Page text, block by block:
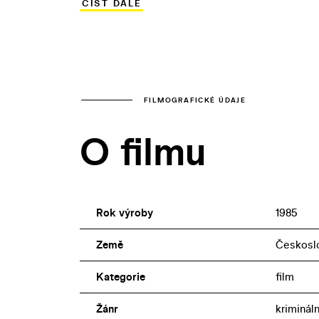
režisér Miloš Zábranský policejní drama
ČÍST DÁLE
FILMOGRAFICKÉ ÚDAJE
O filmu
Rok výroby 1985
Země
Kategorie film
Žánr